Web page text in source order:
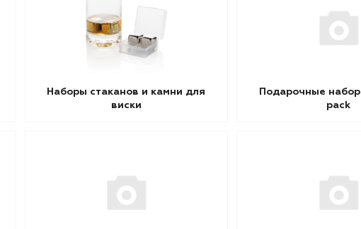
Наборы стаканов и камни для
виски
Подарочные
pack